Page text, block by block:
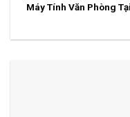
Máy Tính Văn Phòng